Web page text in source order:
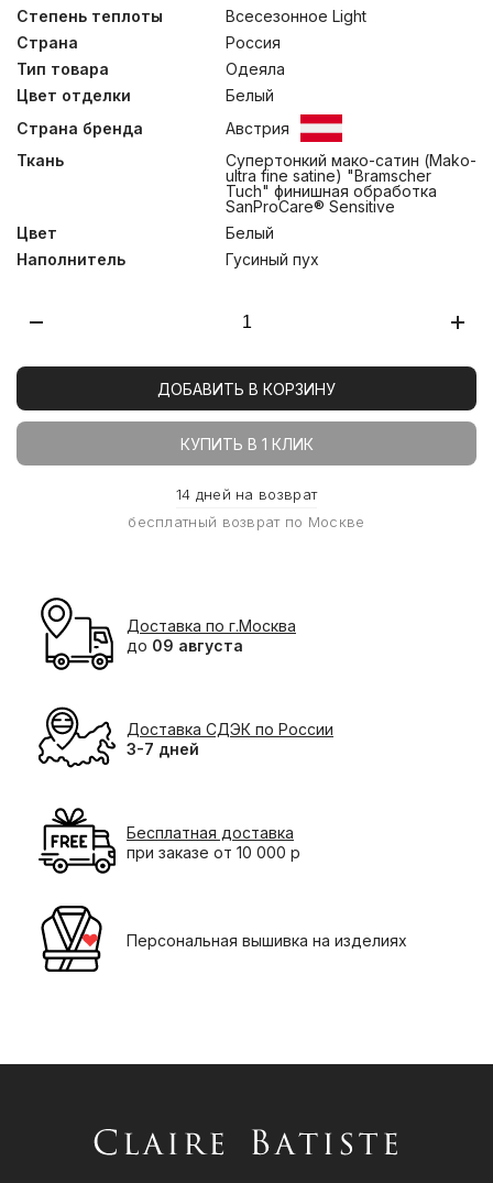
Степень теплоты
Всесезонное Light
Страна
Россия
Тип товара
Одеяла
Цвет отделки
Белый
Страна бренда
Австрия
Ткань
Супертонкий мако-сатин (Mako-
ultra fine satine) "Bramscher
Tuch" финишная обработка
SanProCare® Sensitive
Цвет
Белый
Наполнитель
Гусиный пух
ДОБАВИТЬ В КОРЗИНУ
КУПИТЬ В 1 КЛИК
14 дней на возврат
бесплатный возврат по Москве
Доставка по г.Москва
до 09 августа
Доставка СДЭК по России
3-7 дней
Бесплатная доставка
при заказе от 10 000 р
Персональная вышивка на изделиях